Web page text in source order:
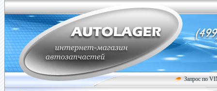
Запрос по